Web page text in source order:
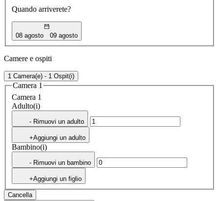
Quando arriverete?
08 agosto 09 agosto
Camere e ospiti
1 Camera(e) - 1 Ospit(i)
Camera 1
Camera 1
Adulto(i)
- Rimuovi un adulto
+Aggiungi un adulto
Bambino(i)
- Rimuovi un bambino
+Aggiungi un figlio
Cancella